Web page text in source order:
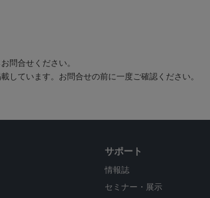
お問合せください。
しています。お問合せの前に一度ご確認ください。
サポート
情報誌
セミナー・展示